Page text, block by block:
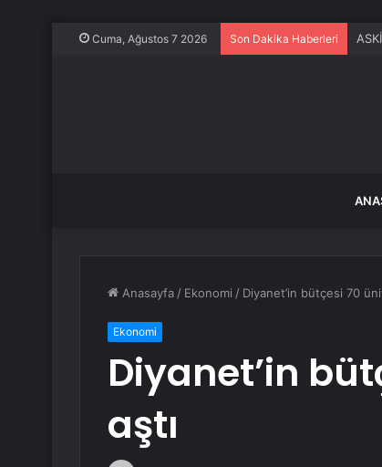
Cuma, Ağustos 7 2026 Son Dakika Haberleri
Anasayfa / Ekonomi / Diyanet’in bütçesi 70
Ekonomi
Diyanet’in
aştı